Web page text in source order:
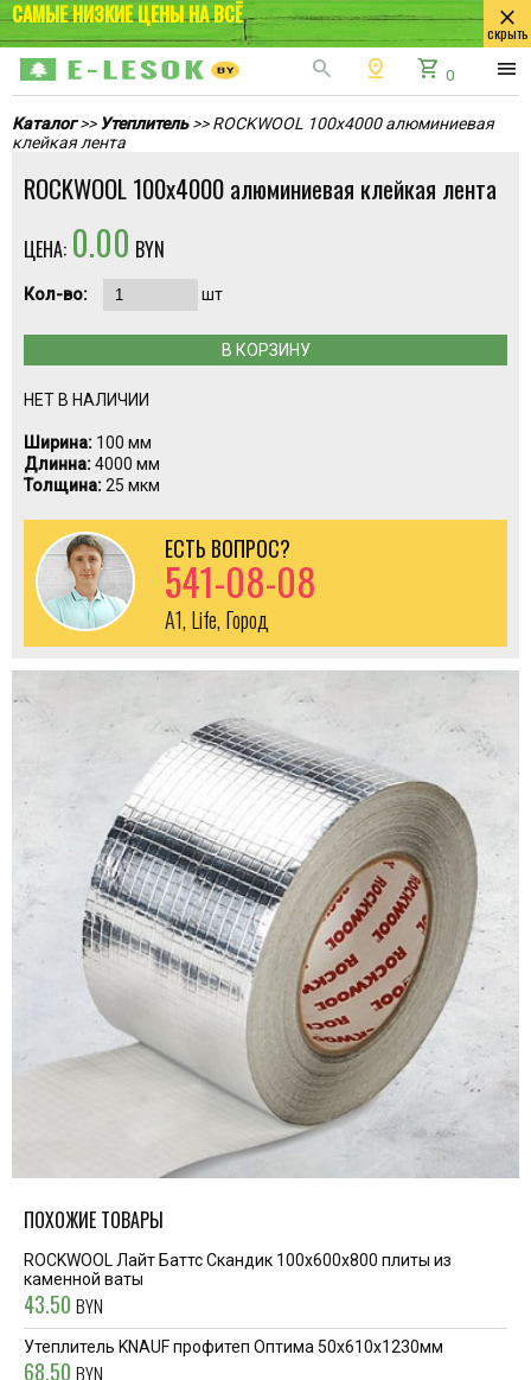
САМЫЕ НИЗКИЕ ЦЕНЫ НА ВСЁ close
скрыть
search pin_drop shopping_cart 0 menu
Каталог>> Утеплитель >> ROCKWOOL 100x4000 алюминиевая
клейкая лента
ПОХОЖИЕ ТОВАРЫ
ROCKWOOL Лайт Баттс Скандик 100x600x800 плиты из
каменной ваты
43.50 BYN
Утеплитель KNAUF профитеп Оптима 50х610х1230мм
68.50 BYN
ROCKWOOL 100x4000 алюминиевая клейкая лента
ЦЕНА: 0.00 BYN
Кол-во: шт
В КОРЗИНУ
НЕТ В НАЛИЧИИ
Ширина: 100 мм
Длинна:4000 мм
Толщина:25 мкм
ЕСТЬ ВОПРОС?
541-08-08
A1, Life, Город